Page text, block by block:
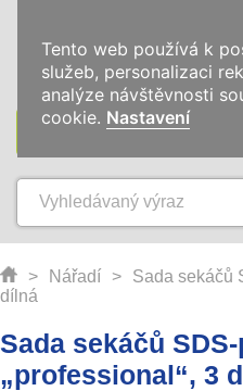
> Nářadí >
Sada sekáčů
dílná
Sada sekáčů
„professional“, 3
Tento web používá k
služeb, personalizaci
analýze návštěvnosti
cookie. Nastavení